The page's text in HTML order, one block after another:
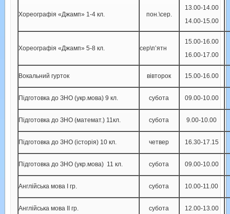
Хореографія «Джамп» 1-4 кл. пон.\сер.
13.00-14.00
14.00-15.00
Хореографія «Джамп» 5-8 кл. сер\п’ятн
15.00-16.00
16.00-17.00
Вокальний гурток вівторок 15.00-16.00
Підготовка до ЗНО (укр.мова) 9 кл. субота 09.00-10.00
Підготовка до ЗНО (математ.) 11кл. субота 9.00-10.00
Підготовка до ЗНО (історія) 10 кл. четвер 16.30-17.15
Підготовка до ЗНО (укр.мова) 11 кл. субота 09.00-10.00
Англійська мова І гр. субота 10.00-11.00
Англійська мова ІІ гр. субота 12.00-13.00